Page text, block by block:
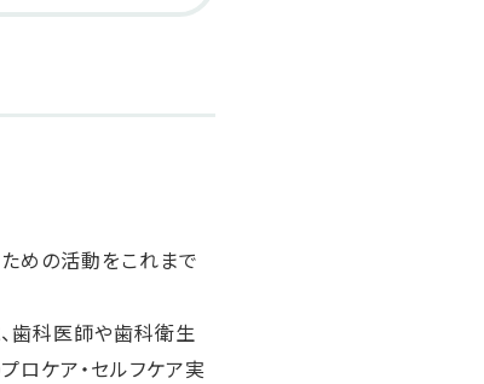
めの活動をこれまで
歯科医師や歯科衛生
ロケア・セルフケア実